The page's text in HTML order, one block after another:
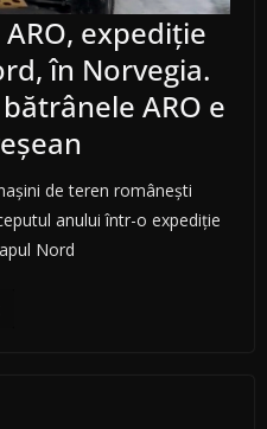
expediție
în Norvegia.
ARO e
de teren românești
anului într-o expediție
Nord